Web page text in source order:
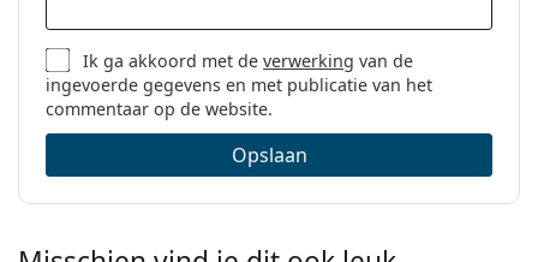
Ik ga akkoord met deverwerking van de
ingevoerde gegevens en met publicatie van het
commentaar op de website.
Opslaan